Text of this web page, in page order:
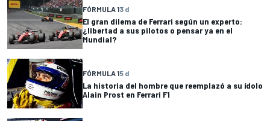
FÓRMULA 13 d
El gran dilema de Ferrari según un experto:
¿libertad a sus pilotos o pensar ya en el
Mundial?
FÓRMULA 15 d
La historia del hombre que reemplazó a su ídolo
Alain Prost en Ferrari F1